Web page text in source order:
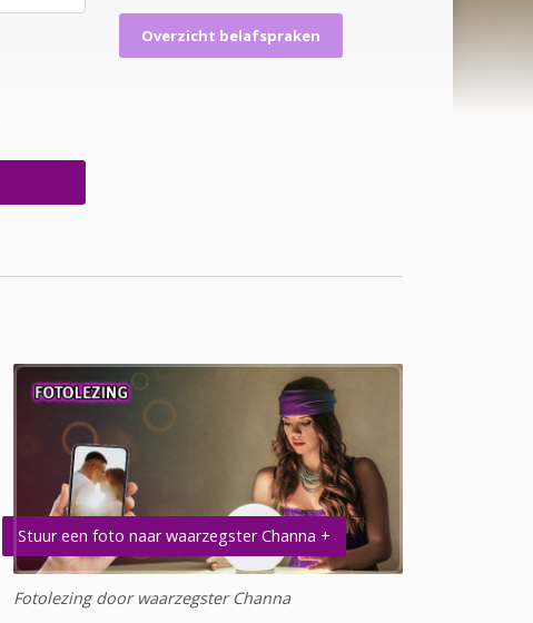
Overzicht belafspraken
Stuur een foto naar waarzegster Channa +
Fotolezing door waarzegster Channa